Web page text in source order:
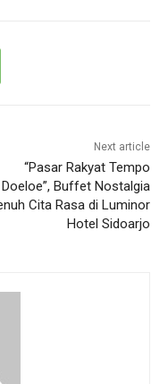
Next article
“Pasar Rakyat Tempo
Doeloe”, Buffet Nostalgia
Cita Rasa di Luminor
Hotel Sidoarjo